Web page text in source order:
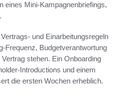
eines Mini-Kampagnenbriefings,
und Einarbeitungsregeln
Frequenz, Budgetverantwortung
stehen. Ein Onboarding
Introductions und einem
die ersten Wochen erheblich.